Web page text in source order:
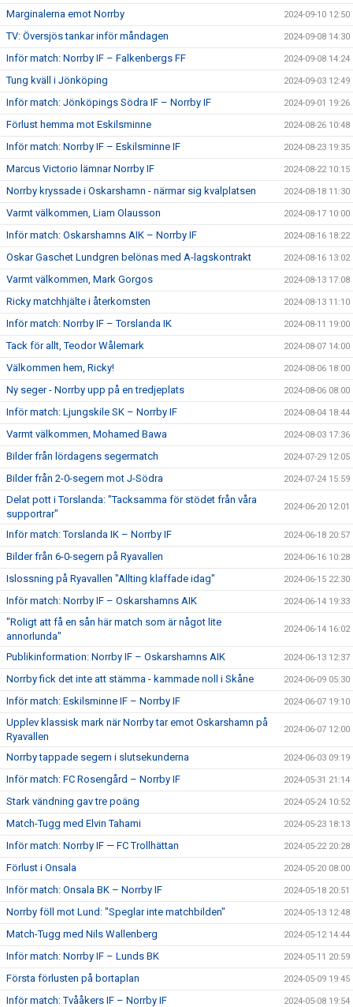
Marginalerna emot Norrby 2024-09-10 12:50
TV: Översjös tankar inför måndagen 2024-09-08 14:30
Inför match: Norrby IF – Falkenbergs FF 2024-09-08 14:24
Tung kväll i Jönköping 2024-09-03 12:49
Inför match: Jönköpings Södra IF – Norrby IF 2024-09-01 19:26
Förlust hemma mot Eskilsminne 2024-08-26 10:48
Inför match: Norrby IF – Eskilsminne IF 2024-08-23 19:35
Marcus Victorio lämnar Norrby IF 2024-08-22 10:15
Norrby kryssade i Oskarshamn - närmar sig kvalplatsen 2024-08-18 11:30
Varmt välkommen, Liam Olausson 2024-08-17 10:00
Inför match: Oskarshamns AIK – Norrby IF 2024-08-16 18:22
Oskar Gaschet Lundgren belönas med A-lagskontrakt 2024-08-16 13:02
Varmt välkommen, Mark Gorgos 2024-08-13 17:08
Ricky matchhjälte i återkomsten 2024-08-13 11:10
Inför match: Norrby IF – Torslanda IK 2024-08-11 19:00
Tack för allt, Teodor Wålemark 2024-08-07 14:00
Välkommen hem, Ricky! 2024-08-06 18:00
Ny seger - Norrby upp på en tredjeplats 2024-08-06 08:00
Inför match: Ljungskile SK – Norrby IF 2024-08-04 18:44
Varmt välkommen, Mohamed Bawa 2024-08-03 17:36
Bilder från lördagens segermatch 2024-07-29 12:05
Bilder från 2-0-segern mot J-Södra 2024-07-24 15:59
Delat pott i Torslanda: "Tacksamma för stödet från våra
supportrar"
2024-06-20 12:01
Inför match: Torslanda IK – Norrby IF 2024-06-18 20:57
Bilder från 6-0-segern på Ryavallen 2024-06-16 10:28
Islossning på Ryavallen "Allting klaffade idag" 2024-06-15 22:30
Inför match: Norrby IF – Oskarshamns AIK 2024-06-14 19:33
"Roligt att få en sån här match som är något lite
annorlunda"
2024-06-14 16:02
Publikinformation: Norrby IF – Oskarshamns AIK 2024-06-13 12:37
Norrby fick det inte att stämma - kammade noll i Skåne 2024-06-09 05:30
Inför match: Eskilsminne IF – Norrby IF 2024-06-07 19:10
Upplev klassisk mark när Norrby tar emot Oskarshamn på
Ryavallen
2024-06-07 12:00
Norrby tappade segern i slutsekunderna 2024-06-03 09:19
Inför match: FC Rosengård – Norrby IF 2024-05-31 21:14
Stark vändning gav tre poäng 2024-05-24 10:52
Match-Tugg med Elvin Tahami 2024-05-23 18:13
Inför match: Norrby IF — FC Trollhättan 2024-05-22 20:28
Förlust i Onsala 2024-05-20 08:00
Inför match: Onsala BK – Norrby IF 2024-05-18 20:51
Norrby föll mot Lund: "Speglar inte matchbilden" 2024-05-13 12:48
Match-Tugg med Nils Wallenberg 2024-05-12 14:44
Inför match: Norrby IF – Lunds BK 2024-05-11 20:59
Första förlusten på bortaplan 2024-05-09 19:45
Inför match: Tvååkers IF – Norrby IF 2024-05-08 19:54